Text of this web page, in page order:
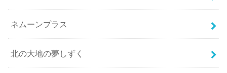
ネムーンプラス
北の大地の夢しずく